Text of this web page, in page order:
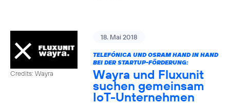
Credits: Wayra
18. Mai 2018
TELEFÓNICA UND OSRAM HAND IN HAND
BEI DER STARTUP-FÖRDERUNG:
Wayra und Fluxunit
suchen gemeinsam
IoT-Unternehmen